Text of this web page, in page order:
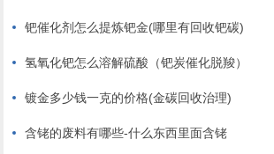
钯催化剂怎么提炼钯金(哪里有回收钯碳)
氢氧化钯怎么溶解硫酸（钯炭催化脱羧）
镀金多少钱一克的价格(金碳回收治理)
含铑的废料有哪些-什么东西里面含铑